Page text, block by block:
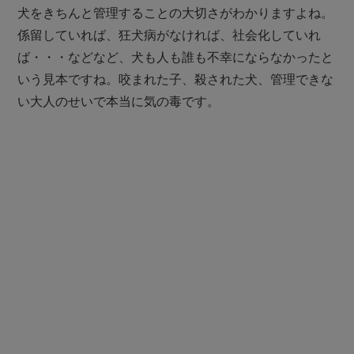
犬をきちんと管理することの大切さがわかりますよね。
係留していれば、狂犬病がなければ、社会化していれ
ば・・・などなど、犬も人も誰も不幸にならなかったと
いう見本ですね。咬まれた子、殺された犬、管理できな
い大人のせいで本当に気の毒です。